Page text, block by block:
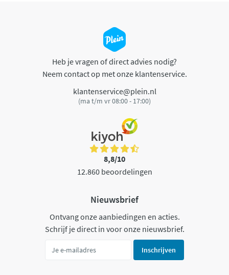
Heb je vragen of direct advies nodig?
Neem contact op met onze klantenservice.
klantenservice@plein.nl
(ma t/m vr 08:00 - 17:00)
8,8/10
12.860 beoordelingen
Nieuwsbrief
Ontvang onze aanbiedingen en acties.
Schrijf je direct in voor onze nieuwsbrief.
Inschrijven